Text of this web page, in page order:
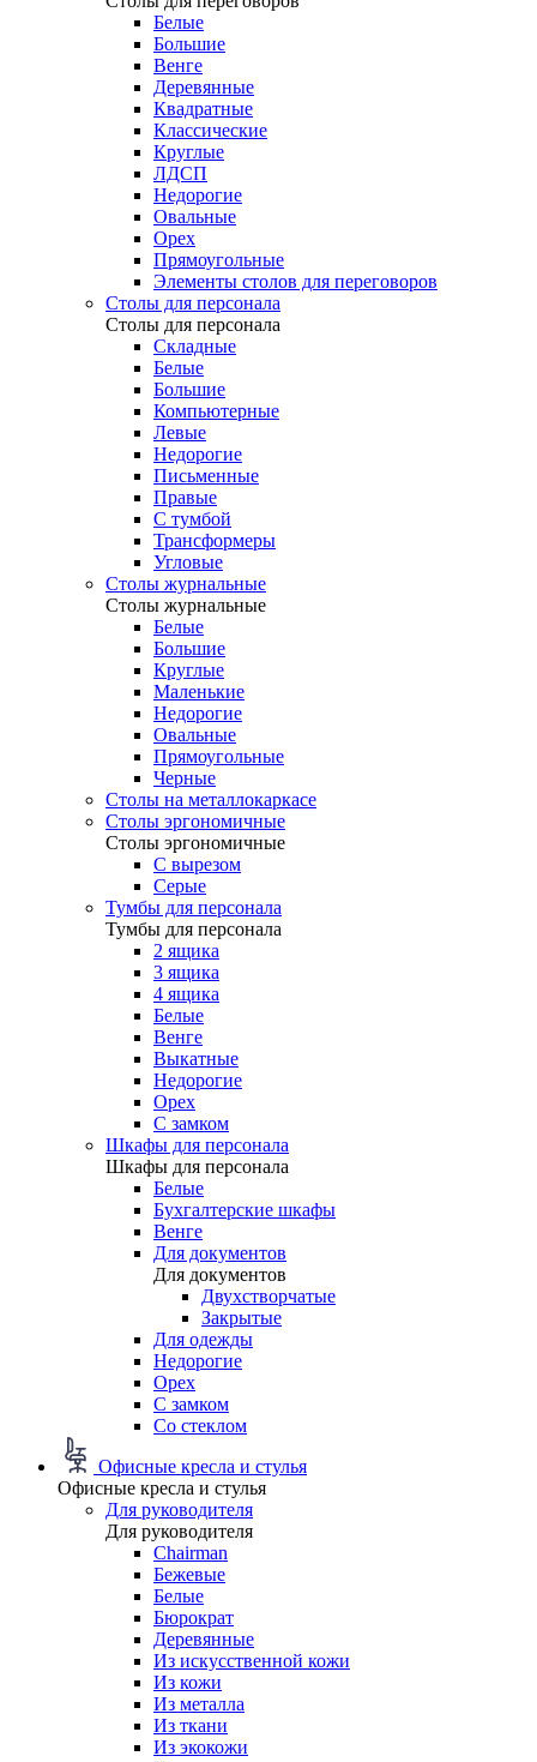
Белые
Большие
Венге
Деревянные
Квадратные
Классические
Круглые
ЛДСП
Недорогие
Овальные
Орех
Прямоугольные
Элементы столов для переговоров
Столы для персонала
Столы для персонала
Cкладные
Белые
Большие
Компьютерные
Левые
Недорогие
Письменные
Правые
С тумбой
Трансформеры
Угловые
Столы журнальные
Столы журнальные
Белые
Большие
Круглые
Маленькие
Недорогие
Овальные
Прямоугольные
Черные
Столы на металлокаркасе
Столы эргономичные
Столы эргономичные
С вырезом
Серые
Тумбы для персонала
Тумбы для персонала
2 ящика
3 ящика
4 ящика
Белые
Венге
Выкатные
Недорогие
Орех
С замком
Шкафы для персонала
Шкафы для персонала
Белые
Бухгалтерские шкафы
Венге
Для документов
Для документов
Двухстворчатые
Закрытые
Для одежды
Недорогие
Орех
С замком
Со стеклом
Офисные кресла и стулья
Офисные кресла и стулья
Для руководителя
Для руководителя
Chairman
Бежевые
Белые
Бюрократ
Деревянные
Из искусственной кожи
Из кожи
Из металла
Из ткани
Из экокожи